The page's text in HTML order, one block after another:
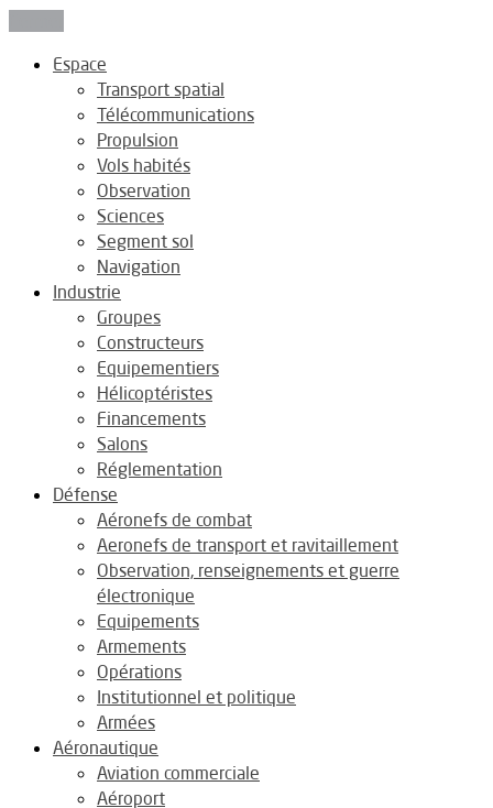
Espace
Transport spatial
Télécommunications
Propulsion
Vols habités
Observation
Sciences
Segment sol
Navigation
Industrie
Groupes
Constructeurs
Equipementiers
Hélicoptéristes
Financements
Salons
Réglementation
Défense
Aéronefs de combat
Aeronefs de transport et ravitaillement
Observation, renseignements et guerre
électronique
Equipements
Armements
Opérations
Institutionnel et politique
Armées
Aéronautique
Aviation commerciale
Aéroport